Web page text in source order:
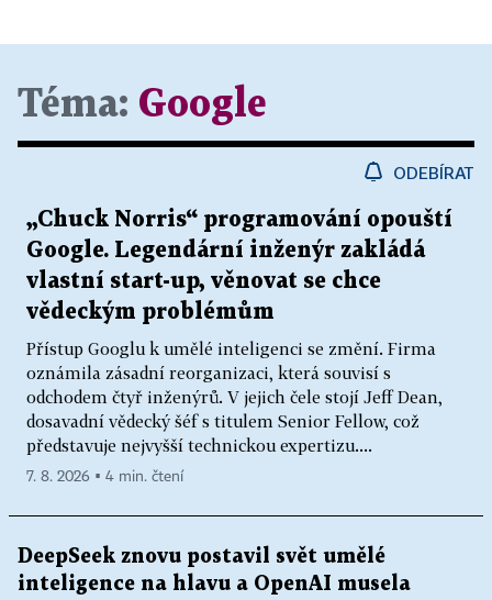
Téma: Google
ODEBÍRAT
„Chuck Norris“ programování opouští
Google. Legendární inženýr zakládá
vlastní start-up, věnovat se chce
vědeckým problémům
Přístup Googlu k umělé inteligenci se změní. Firma
oznámila zásadní reorganizaci, která souvisí s
odchodem čtyř inženýrů. V jejich čele stojí Jeff Dean,
dosavadní vědecký šéf s titulem Senior Fellow, což
představuje nejvyšší technickou expertizu....
7. 8. 2026 ▪ 4 min. čtení
DeepSeek znovu postavil svět umělé
inteligence na hlavu a OpenAI musela